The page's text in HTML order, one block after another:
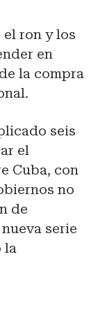
ron y los
en
la compra
seis
el
Cuba, con
no
de
serie
la